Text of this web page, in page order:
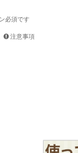
必須です
注意事項